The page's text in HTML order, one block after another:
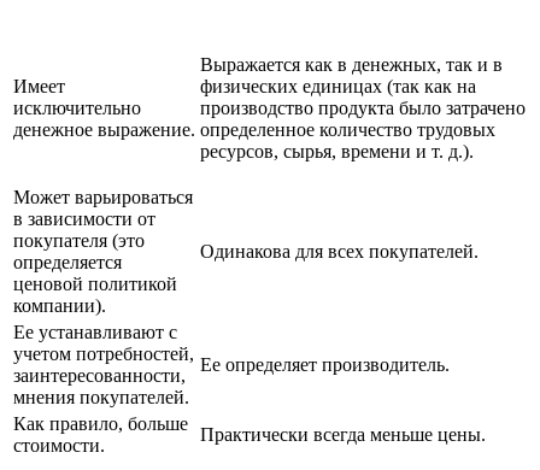
Имеет
исключительно
денежное выражение.
Выражается как в денежных, так и в
физических единицах (так как на
производство продукта было затрачено
определенное количество трудовых
ресурсов, сырья, времени и т. д.).
Может варьироваться
в зависимости от
покупателя (это
определяется
ценовой политикой
компании).
Одинакова для всех покупателей.
Ее устанавливают с
учетом потребностей,
заинтересованности,
мнения покупателей.
Ее определяет производитель.
Как правило, больше
стоимости.
Практически всегда меньше цены.